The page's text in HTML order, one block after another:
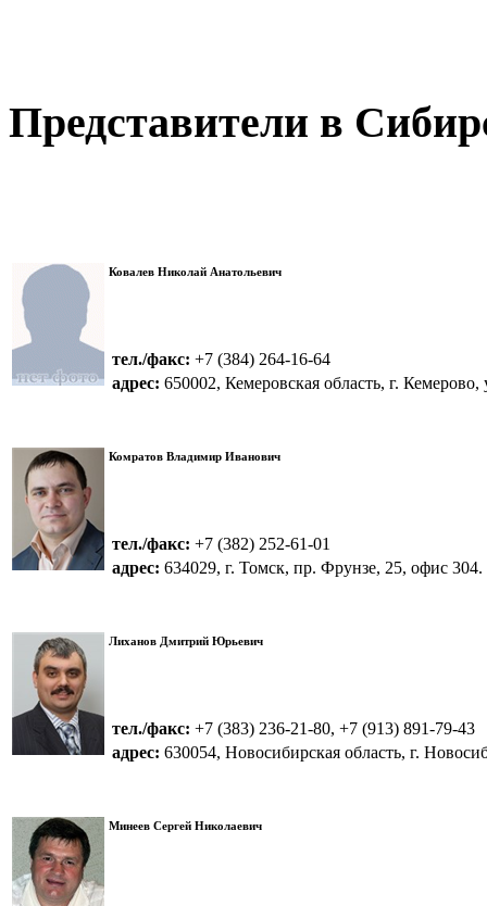
Представители в
Ковалев Николай Анатольевич
тел./факс: +7 (384) 264-16-64
адрес: 650002, Кемеровская область, г.
Комратов Владимир Иванович
тел./факс: +7 (382) 252-61-01
адрес: 634029, г. Томск, пр. Фрунзе, 25, офис 304.
Лиханов Дмитрий Юрьевич
тел./факс: +7 (383) 236-21-80, +7 (913) 891-79-43
адрес: 630054, Новосибирская область, г.
Минеев Сергей Николаевич